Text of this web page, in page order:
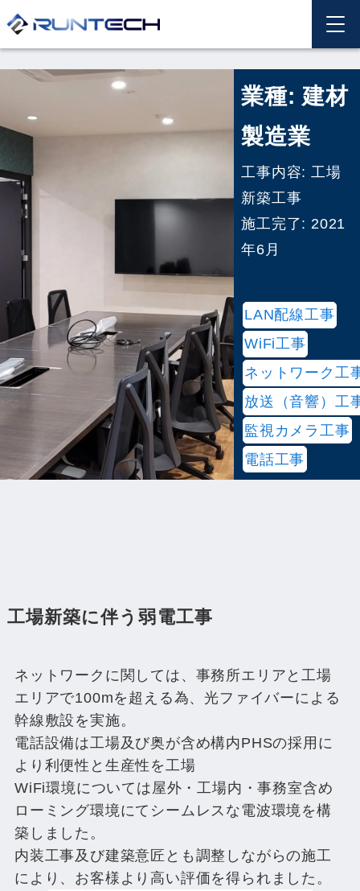
業種: 建材
製造業
工事内容: 工場
新築工事
施工完了: 2021
年6月
LAN配線工事
WiFi工事
ネットワーク工
放送（音響）工
監視カメラ工事
電話工事
工場新築に伴う弱電工事
ネットワークに関しては、事務所エリアと工場
エリアで100mを超える為、光ファイバーによる
幹線敷設を実施。
電話設備は工場及び奥が含め構内PHSの採用に
より利便性と生産性を工場
WiFi環境については屋外・工場内・事務室含め
ローミング環境にてシームレスな電波環境を構
築しました。
内装工事及び建築意匠とも調整しながらの施工
により、お客様より高い評価を得られました。